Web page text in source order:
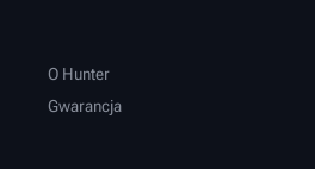
O Hunter
Gwarancja